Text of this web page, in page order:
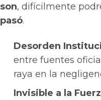
son, difícilmente
pasó.
Desorden
entre fuentes
raya en la
Invisible a la